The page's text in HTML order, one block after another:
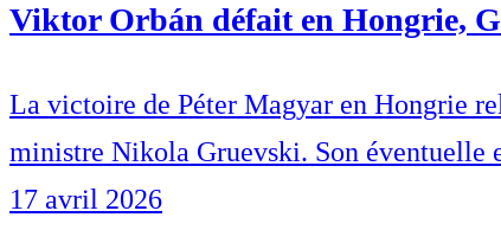
Viktor Orbán défait en Hongrie,
La victoire de Péter Magyar en Hongrie
ministre Nikola Gruevski. Son éventuelle
17 avril 2026